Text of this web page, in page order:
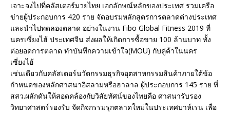
เจาะจงไปที่คลัสเตอร์มวยไทย เอกลักษณ์หลักของประเทศ รวมเครือ
ข่ายผู้ประกอบการ 420 ราย จัดอบรมหลักสูตรการตลาดต่างประเทศ
และนำไปทดลองตลาด อย่างในงาน Fibo Global Fitness 2019 ที่
นครเซี่ยงไฮ้ ประเทศจีน ส่งผลให้เกิดการซื้อขาย 100 ล้านบาท ทั้ง
ต่อยอดการตลาด ทำบันทึกความเข้าใจ(MOU) กับคู่ค้าในนคร
เซี่ยงไฮ้
​เช่นเดียวกับคลัสเตอร์นวัตกรรมธุรกิจอุตสาหกรรมสินค้าภายใต้ข้อ
กำหนดของหลักศาสนาอิสลามหรือฮาลาล ผู้ประกอบการ 145 ราย ที่
สสว.ผลักดันให้สอดคล้องกับวิสัยทัศน์ของไทยคือ ศาสนารับรอง
วิทยาศาสตร์รองรับ จัดกิจกรรมรุกตลาดใหม่ในประเทศบาห์เรน เพื่อ